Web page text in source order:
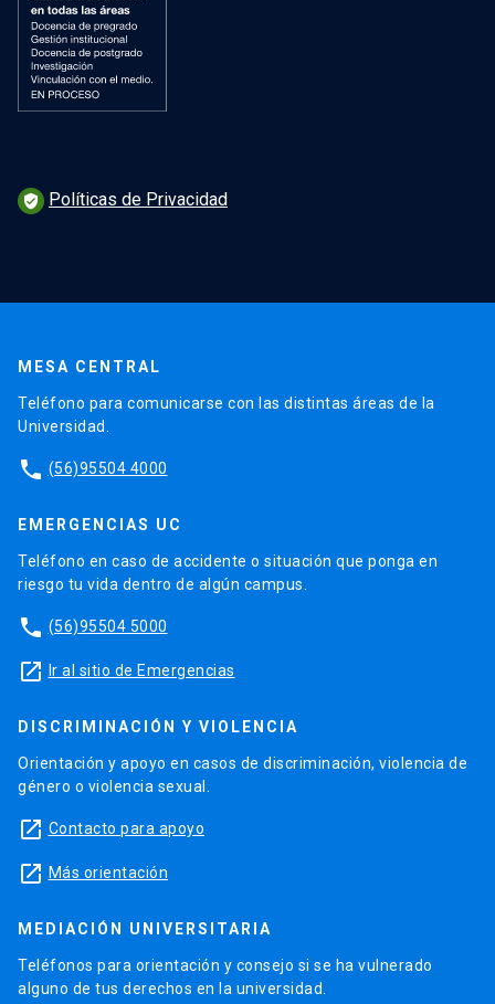
verified_user Políticas de Privacidad
MESA CENTRAL
Teléfono para comunicarse con las distintas áreas de la
Universidad.
phone (56)95504 4000
EMERGENCIAS UC
Teléfono en caso de accidente o situación que ponga en
riesgo tu vida dentro de algún campus.
phone (56)95504 5000
launch Ir al sitio de Emergencias
DISCRIMINACIÓN Y VIOLENCIA
Orientación y apoyo en casos de discriminación, violencia de
género o violencia sexual.
launch Contacto para apoyo
launch Más orientación
MEDIACIÓN UNIVERSITARIA
Teléfonos para orientación y consejo si se ha vulnerado
alguno de tus derechos en la universidad.